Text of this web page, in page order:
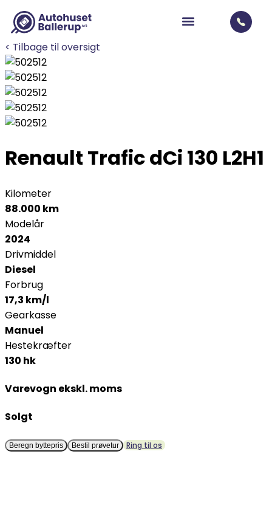
< Tilbage til oversigt
Renault TraficdCi 130 L2H1
Kilometer
88.000 km
Modelår
2024
Drivmiddel
Diesel
Forbrug
17,3 km/l
Gearkasse
Manuel
Hestekræfter
130 hk
Varevogn ekskl. moms
Solgt
Beregn byttepris Bestil prøvetur Ring til os